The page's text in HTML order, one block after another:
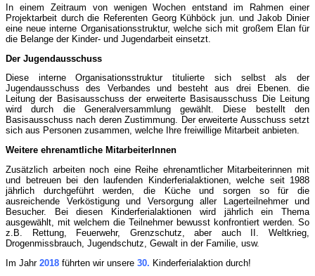
In einem Zeitraum von wenigen Wochen entstand im Rahmen einer
Projektarbeit durch die Referenten Georg Kühböck jun. und Jakob Dinier
eine neue interne Organisationsstruktur, welche sich mit großem Elan für
die Belange der Kinder- und Jugendarbeit einsetzt.
Der Jugendausschuss
Diese interne Organisationsstruktur titulierte sich selbst als der
Jugendausschuss des Verbandes und besteht aus drei Ebenen. die
Leitung der Basisausschuss der erweiterte Basisausschuss Die Leitung
wird durch die Generalversammlung gewählt. Diese bestellt den
Basisausschuss nach deren Zustimmung. Der erweiterte Ausschuss setzt
sich aus Personen zusammen, welche Ihre freiwillige Mitarbeit anbieten.
Weitere ehrenamtliche MitarbeiterInnen
Zusätzlich arbeiten noch eine Reihe ehrenamtlicher Mitarbeiterinnen mit
und betreuen bei den laufenden Kinderferialaktionen, welche seit 1988
jährlich durchgeführt werden, die Küche und sorgen so für die
ausreichende Verköstigung und Versorgung aller Lagerteilnehmer und
Besucher. Bei diesen Kinderferialaktionen wird jährlich ein Thema
ausgewählt, mit welchem die Teilnehmer bewusst konfrontiert werden. So
z.B. Rettung, Feuerwehr, Grenzschutz, aber auch II. Weltkrieg,
Drogenmissbrauch, Jugendschutz, Gewalt in der Familie, usw.
Im Jahr 2018 führten wir unsere 30. Kinderferialaktion durch!